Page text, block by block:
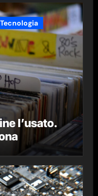
Tecnologia
l’usato.